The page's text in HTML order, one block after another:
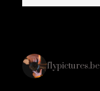
flypictures.be